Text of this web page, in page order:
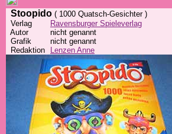
Stoopido ( 1000 Quatsch-Gesichter )
Verlag
Ravensburger Spieleverlag
Autor
nicht genannt
Grafik
nicht genannt
Redaktion
Lenzen Anne